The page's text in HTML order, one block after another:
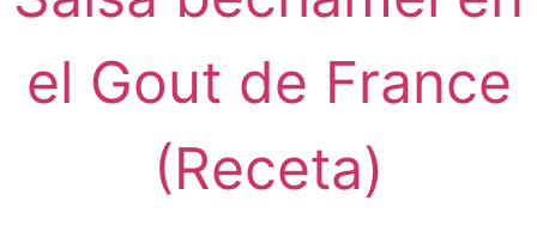
el Gout de France
(Receta)